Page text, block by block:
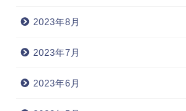
2023年8月
2023年7月
2023年6月